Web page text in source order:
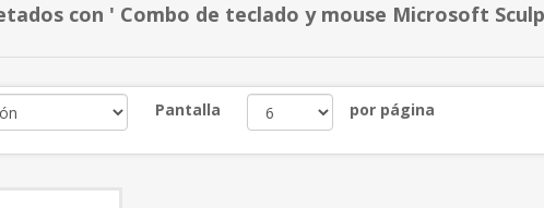
con ' Combo de teclado y mouse Microsoft
Pantalla por página